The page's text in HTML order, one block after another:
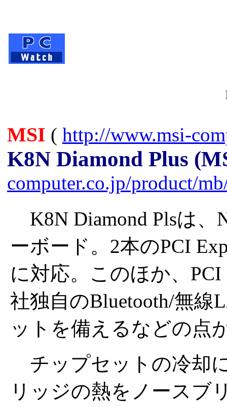
MSI ( http://www.msi-
K8N Diamond Plus
computer.co.jp/product/
K8N Diamond Plsは、
ーボード。2本のPCI
に対応。このほか、
社独自のBluetooth/無
ットを備えるなどの点
チップセットの冷却
リッジの熱をノースブ